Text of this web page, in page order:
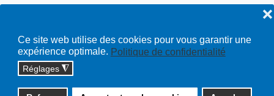
Ce site web utilise des cookies pour vous garantir une
expérience optimale. Politique de confidentialité
Réglages ◮
❌
Copyright © 2026 cossonay.ch - tous droits réservés | site :